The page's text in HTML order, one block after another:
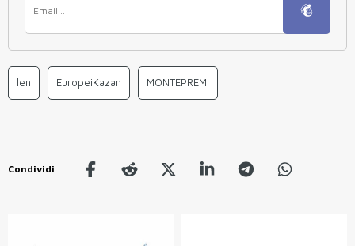
len EuropeiKazan MONTEPREMI
Condividi